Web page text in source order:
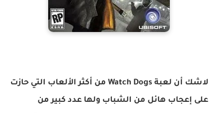
لاشك أن لعبة Watch Dogs من أكثر الألعاب التي حازت
على إعجاب هائل من الشباب ولها عدد كبير من